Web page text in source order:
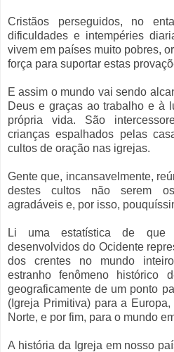
Cristãos perseguidos, no
dificuldades e intempéries
vivem em países muito pobres,
força para suportar estas
E assim o mundo vai sendo
Deus e graças ao trabalho e à
própria vida. São
crianças espalhados pelas
cultos de oração nas igrejas.
Gente que, incansavelmente,
destes cultos não serem
agradáveis e, por isso,
Li uma estatística de que
desenvolvidos do Ocidente
dos crentes no mundo
estranho fenômeno histórico
geograficamente de um ponto
(Igreja Primitiva) para a
Norte, e por fim, para o mundo
A história da Igreja em nosso